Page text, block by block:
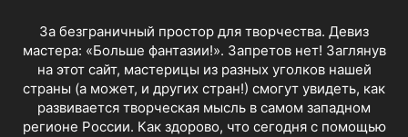
За безграничный простор для творчества. Девиз
мастера: «Больше фантазии!». Запретов нет! Заглянув
на этот сайт, мастерицы из разных уголков нашей
страны (а может, и других стран!) смогут увидеть, как
развивается творческая мысль в самом западном
регионе России. Как здорово, что сегодня с помощью